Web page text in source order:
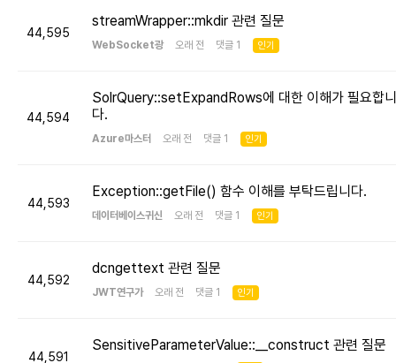
44,595
streamWrapper::mkdir 관련 질문
WebSocket광 오래 전 댓글 1 인기
44,594
SolrQuery::setExpandRows에 대한 이해가 필요합니
다.
Azure마스터 오래 전 댓글 1 인기
44,593
Exception::getFile() 함수 이해를 부탁드립니다.
데이터베이스귀신 오래 전 댓글 1 인기
44,592
dcngettext 관련 질문
JWT연구가 오래 전 댓글 1 인기
44,591
SensitiveParameterValue::__construct 관련 질문